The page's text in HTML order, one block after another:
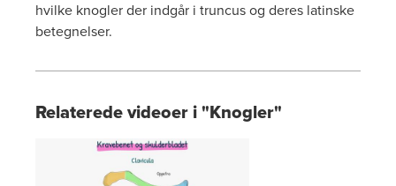
hvilke knogler der indgår i truncus og deres latinske
betegnelser.
Relaterede videoer i "Knogler"